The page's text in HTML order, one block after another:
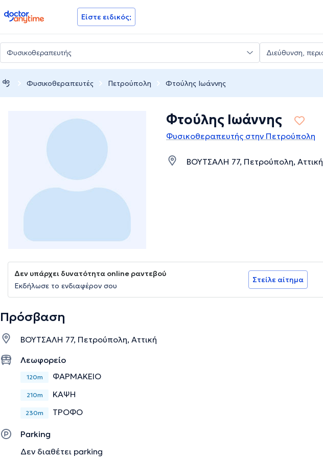
doctoranytime Είστε ειδικός;
Φυσικοθεραπευτές Πετρούπολη Φτούλης Ιωάννης
Φτούλης Ιωάννης
Φυσικοθεραπευτής στην Πετρούπολη
ΒΟΥΤΣΑΛΗ 77, Πετρούπολη, Αττική
Δεν υπάρχει δυνατότητα online ραντεβού
Εκδήλωσε το ενδιαφέρον σου
Στείλε αίτημα
Πρόσβαση
ΒΟΥΤΣΑΛΗ 77, Πετρούπολη, Αττική
Λεωφορείο
120m ΦΑΡΜΑΚΕΙΟ
210m ΚΑΨΗ
230m ΤΡΟΦΟ
Parking
Δεν διαθέτει parking